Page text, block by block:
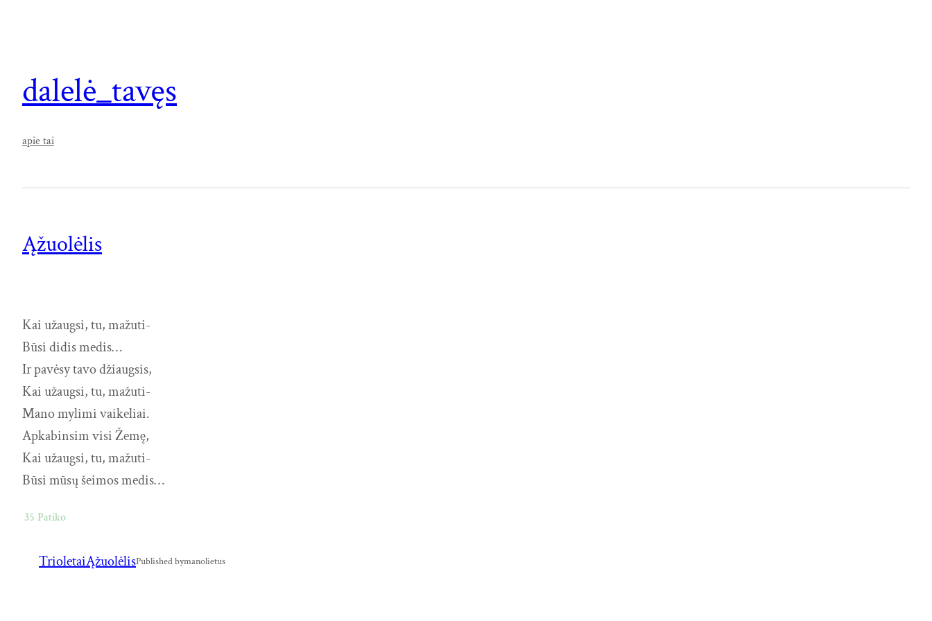
dalelė_tavęs
apie tai
Ąžuolėlis
Kai užaugsi, tu, mažuti-
Būsi didis medis…
Ir pavėsy tavo džiaugsis,
Kai užaugsi, tu, mažuti-
Mano mylimi vaikeliai.
Apkabinsim visi Žemę,
Kai užaugsi, tu, mažuti-
Būsi mūsų šeimos medis…
35 Patiko
TrioletaiĄžuolėlisPublished bymanolietus